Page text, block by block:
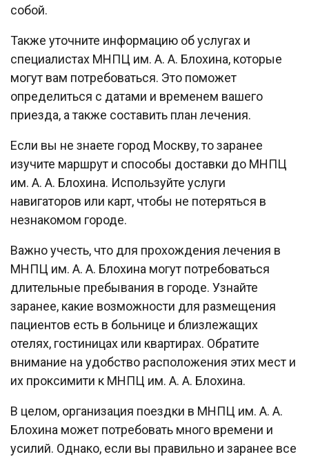
собой.
Также уточните информацию об услугах и
специалистах МНПЦ им. А. А. Блохина, которые
могут вам потребоваться. Это поможет
определиться с датами и временем вашего
приезда, а также составить план лечения.
Если вы не знаете город Москву, то заранее
изучите маршрут и способы доставки до МНПЦ
им. А. А. Блохина. Используйте услуги
навигаторов или карт, чтобы не потеряться в
незнакомом городе.
Важно учесть, что для прохождения лечения в
МНПЦ им. А. А. Блохина могут потребоваться
длительные пребывания в городе. Узнайте
заранее, какие возможности для размещения
пациентов есть в больнице и близлежащих
отелях, гостиницах или квартирах. Обратите
внимание на удобство расположения этих мест и
их проксимити к МНПЦ им. А. А. Блохина.
В целом, организация поездки в МНПЦ им. А. А.
Блохина может потребовать много времени и
усилий. Однако, если вы правильно и заранее все